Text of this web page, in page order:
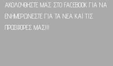
ΑΚΟΛΟΥΘΗΣΤΕ ΜΑΣ ΣΤΟ FACEBOOK ΓΙΑ ΝΑ
ΕΝΗΜΕΡΩΝΕΣΤΕ ΓΙΑ ΤΑ ΝΕΑ ΚΑΙ ΤΙΣ
ΠΡΟΣΦΟΡΕΣ ΜΑΣ!!!